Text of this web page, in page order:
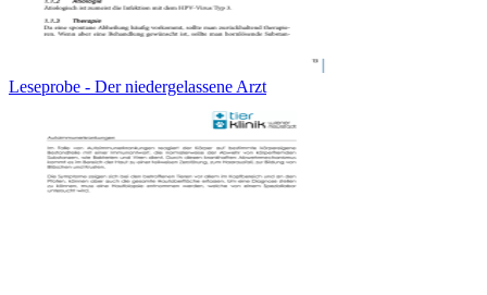
Leseprobe - Der niedergelassene Arzt